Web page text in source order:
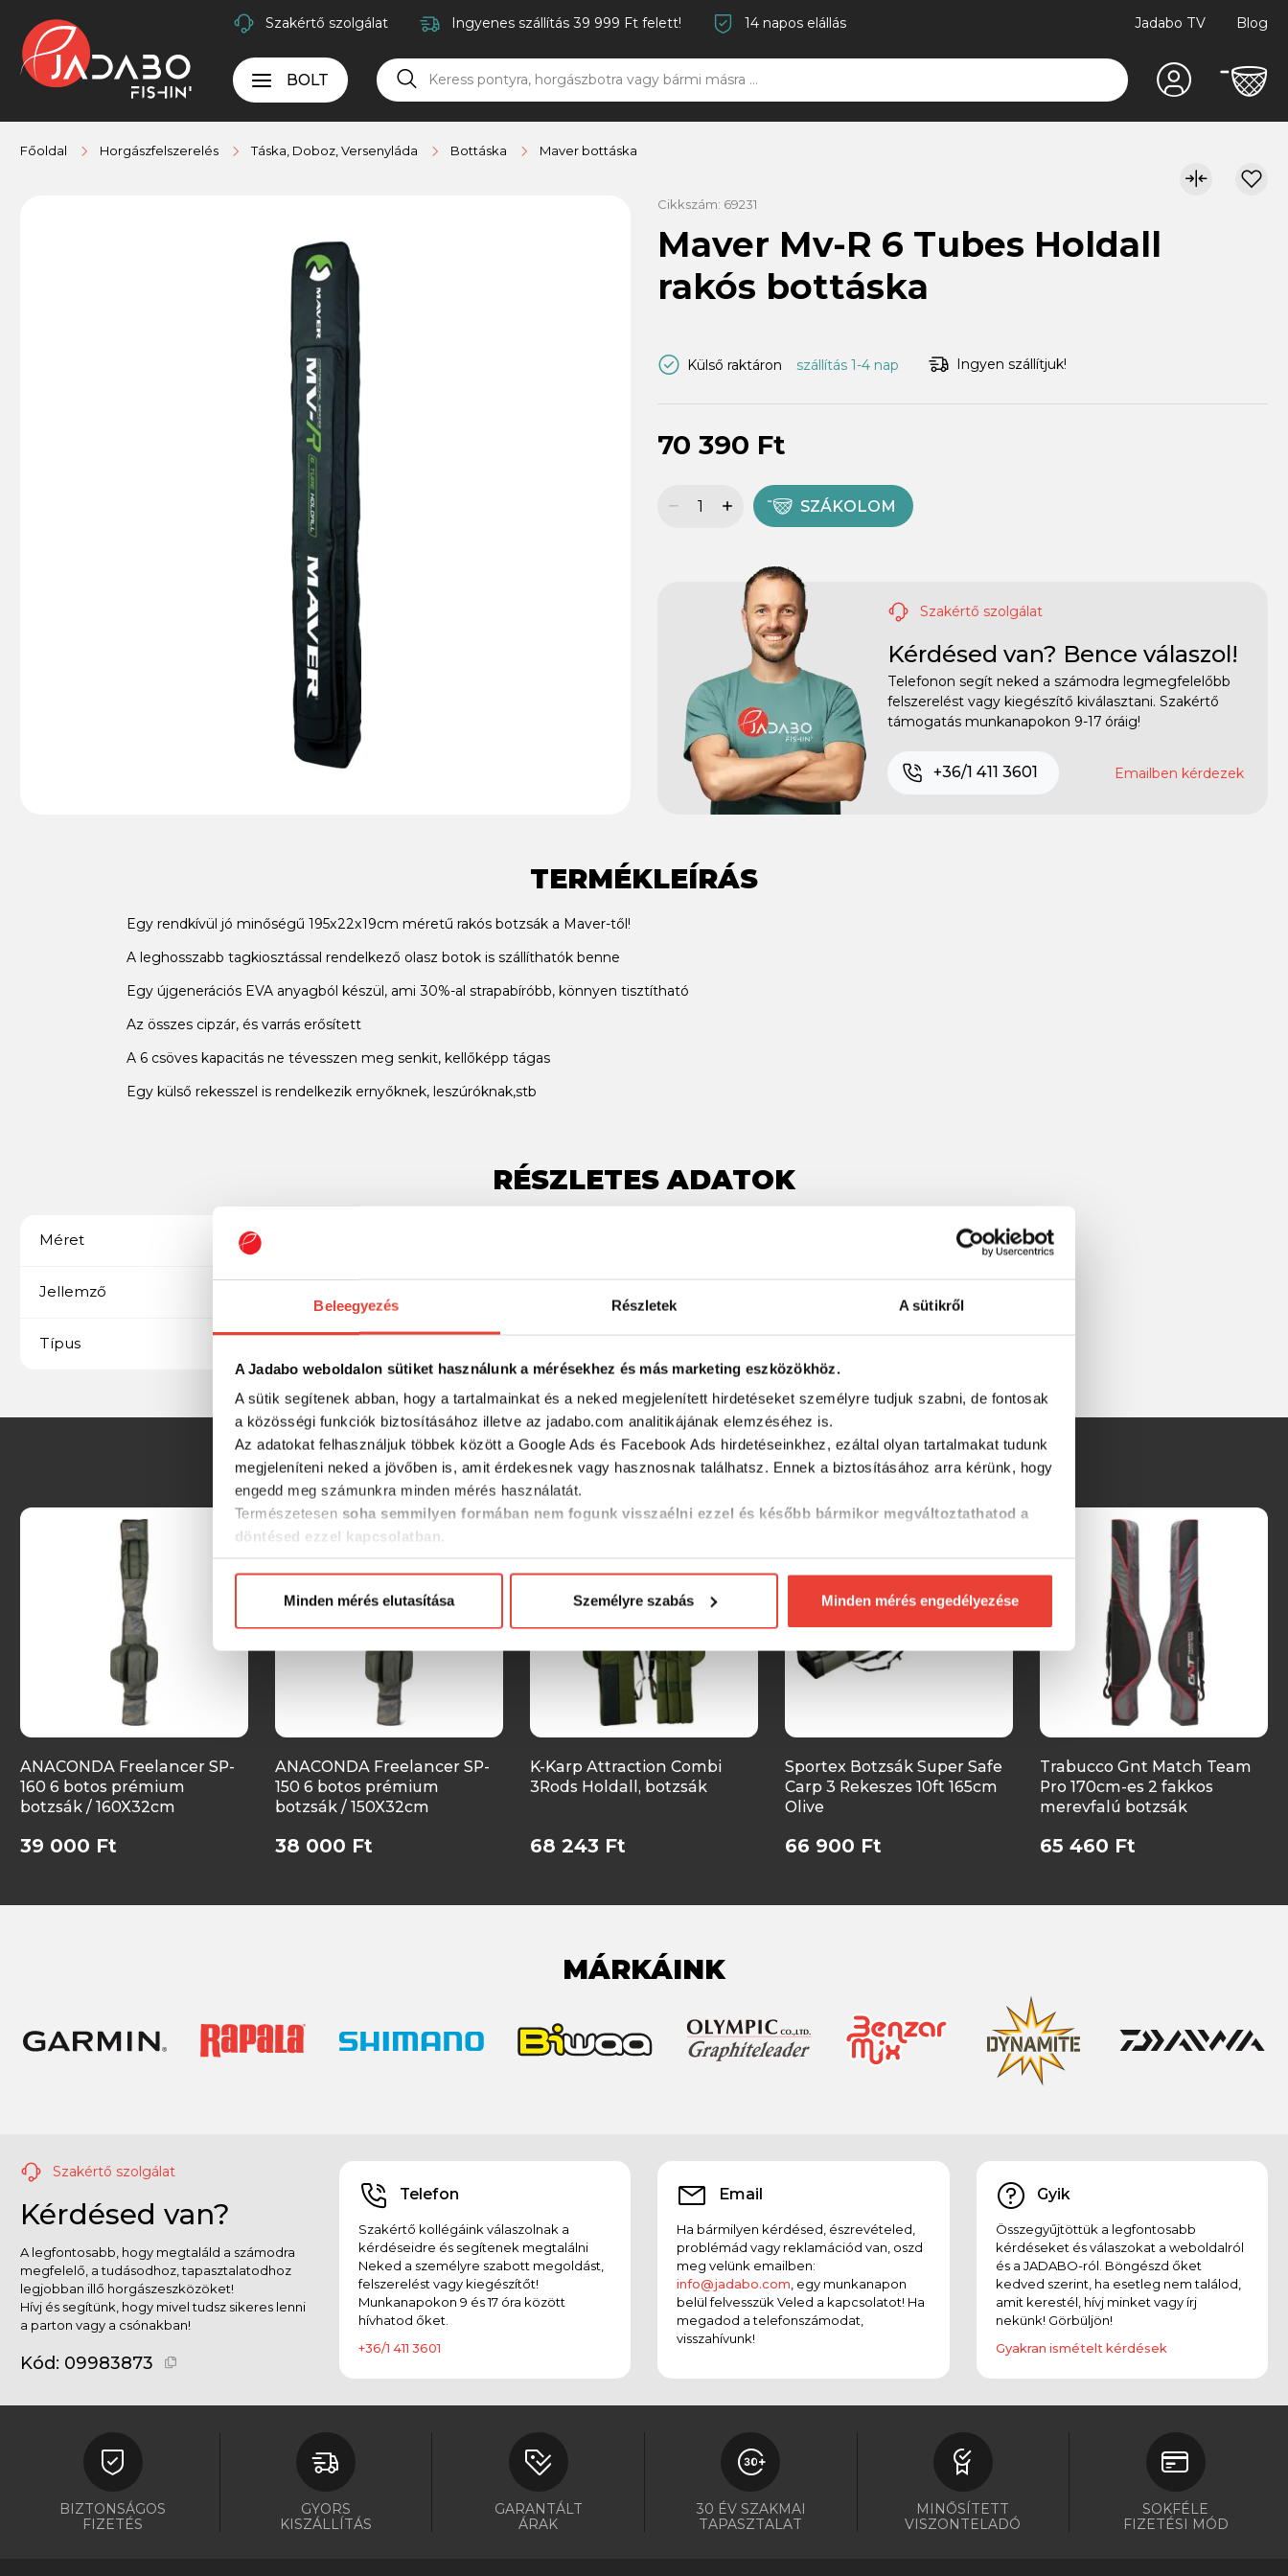
Beleegyezés Részletek A sütikről
A Jadabo weboldalon sütiket használunk a mérésekhez és más marketing eszközökhöz.
A sütik segítenek abban, hogy a tartalmainkat és a neked megjelenített hirdetéseket személyre tudjuk szabni, de fontosak
a közösségi funkciók biztosításához illetve az jadabo.com analitikájának elemzéséhez is.
Az adatokat felhasználjuk többek között a Google Ads és Facebook Ads hirdetéseinkhez, ezáltal olyan tartalmakat tudunk
megjeleníteni neked a jövőben is, amit érdekesnek vagy hasznosnak találhatsz. Ennek a biztosításához arra kérünk, hogy
engedd meg számunkra minden mérés használatát.
Természetesen soha semmilyen formában nem fogunk visszaélni ezzel és később bármikor megváltoztathatod a
döntésed ezzel kapcsolatban.
Előre is köszönjük!
Minden mérés elutasítása Személyre szabás Minden mérés engedélyezése
Szakértő szolgálat Ingyenes szállítás 39 999 Ft felett! 14 napos elállás Jadabo TV Blog
BOLT
Főoldal Horgászfelszerelés Táska, Doboz, Versenyláda Bottáska Maver bottáska
Cikkszám: 69231
Maver Mv-R 6 Tubes Holdall
rakós bottáska
Külső raktáron szállítás 1-4 nap Ingyen szállítjuk!
70 390 Ft
SZÁKOLOM
Szakértő szolgálat
Kérdésed van? Bence válaszol!
Telefonon segít neked a számodra legmegfelelőbb
felszerelést vagy kiegészítő kiválasztani. Szakértő
támogatás munkanapokon 9-17 óráig!
+36/1 411 3601 Emailben kérdezek
TERMÉKLEÍRÁS
Egy rendkívül jó minőségű 195x22x19cm méretű rakós botzsák a Maver-től!
A leghosszabb tagkiosztással rendelkező olasz botok is szállíthatók benne
Egy újgenerációs EVA anyagból készül, ami 30%-al strapabíróbb, könnyen tisztítható
Az összes cipzár, és varrás erősített
A 6 csöves kapacitás ne tévesszen meg senkit, kellőképp tágas
Egy külső rekesszel is rendelkezik ernyőknek, leszúróknak,stb
RÉSZLETES ADATOK
Méret
Jellemző
Típus
SZINTÉN KIVÁLÓAK
ANACONDA Freelancer SP-
160 6 botos prémium
botzsák / 160X32cm
39 000 Ft
ANACONDA Freelancer SP-
150 6 botos prémium
botzsák / 150X32cm
38 000 Ft
K-Karp Attraction Combi
3Rods Holdall, botzsák
68 243 Ft
Sportex Botzsák Super Safe
Carp 3 Rekeszes 10ft 165cm
Olive
66 900 Ft
Trabucco Gnt Match Team
Pro 170cm-es 2 fakkos
merevfalú botzsák
65 460 Ft
MÁRKÁINK
Szakértő szolgálat
Kérdésed van?
A legfontosabb, hogy megtaláld a számodra
megfelelő, a tudásodhoz, tapasztalatodhoz
legjobban illő horgászeszközöket!
Hívj és segítünk, hogy mivel tudsz sikeres lenni
a parton vagy a csónakban!
Kód: 09983873
Telefon
Szakértő kollégáink válaszolnak a
kérdéseidre és segítenek megtalálni
Neked a személyre szabott megoldást,
felszerelést vagy kiegészítőt!
Munkanapokon 9 és 17 óra között
hívhatod őket.
+36/1 411 3601
Email
Ha bármilyen kérdésed, észrevételed,
problémád vagy reklamációd van, oszd
meg velünk emailben:
info@jadabo.com , egy munkanapon
belül felvesszük Veled a kapcsolatot! Ha
megadod a telefonszámodat,
visszahívunk!
Gyik
Összegyűjtöttük a legfontosabb
kérdéseket és válaszokat a weboldalról
és a JADABO-ról. Böngészd őket
kedved szerint, ha esetleg nem találod,
amit kerestél, hívj minket vagy írj
nekünk! Görbüljön!
Gyakran ismételt kérdések
BIZTONSÁGOS
FIZETÉS
GYORS
KISZÁLLÍTÁS
GARANTÁLT
ÁRAK
30 ÉV SZAKMAI
TAPASZTALAT
MINŐSÍTETT
VISZONTELADÓ
SOKFÉLE
FIZETÉSI MÓD